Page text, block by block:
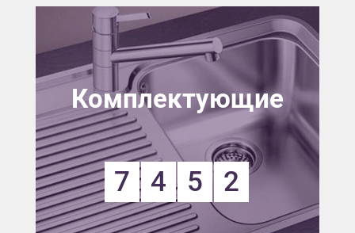
Комплектующие
7 4 5 2